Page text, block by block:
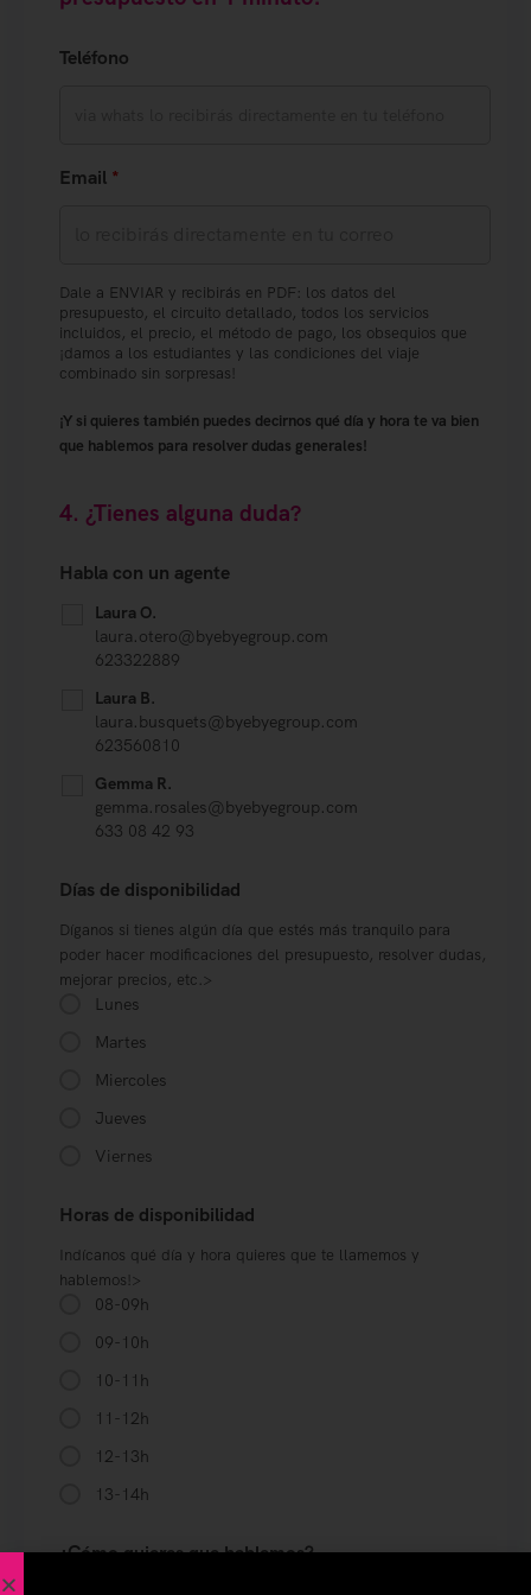
Teléfono
Email *
Dale a ENVIAR y recibirás en PDF: los datos del
presupuesto, el circuito detallado, todos los servicios
incluidos, el precio, el método de pago, los obsequios que
¡damos a los estudiantes y las condiciones del viaje
combinado sin sorpresas!
¡Y si quieres también puedes decirnos qué día y hora te va bien
que hablemos para resolver dudas generales!
4. ¿Tienes alguna duda?
Habla con un agente
Laura O.
laura.otero@byebyegroup.com
623322889
Laura B.
laura.busquets@byebyegroup.com
623560810
Gemma R.
gemma.rosales@byebyegroup.com
633 08 42 93
Días de disponibilidad
Lunes
Martes
Miercoles
Jueves
Viernes
Díganos si tienes algún día que estés más tranquilo para
poder hacer modificaciones del presupuesto, resolver dudas,
mejorar precios, etc.>
Horas de disponibilidad
08-09h
09-10h
10-11h
11-12h
12-13h
13-14h
Indícanos qué día y hora quieres que te llamemos y
hablemos!>
¿Cómo quieres que hablemos?